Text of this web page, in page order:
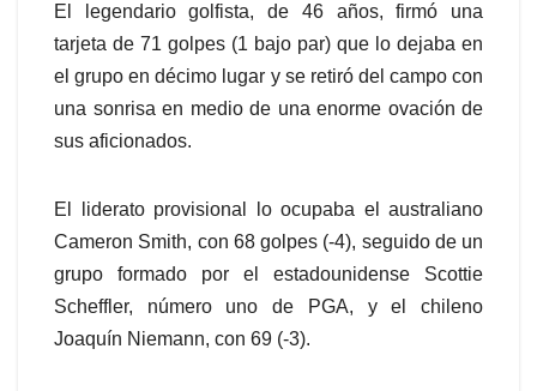
El legendario golfista, de 46 años, firmó una
tarjeta de 71 golpes (1 bajo par) que lo dejaba en
el grupo en décimo lugar y se retiró del campo con
una sonrisa en medio de una enorme ovación de
sus aficionados.
El liderato provisional lo ocupaba el australiano
Cameron Smith, con 68 golpes (-4), seguido de un
grupo formado por el estadounidense Scottie
Scheffler, número uno de PGA, y el chileno
Joaquín Niemann, con 69 (-3).